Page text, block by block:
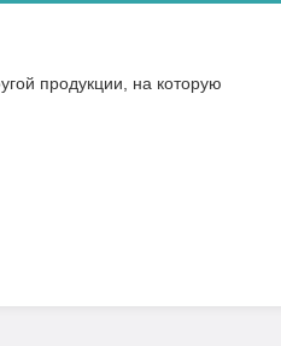
продукции, на которую